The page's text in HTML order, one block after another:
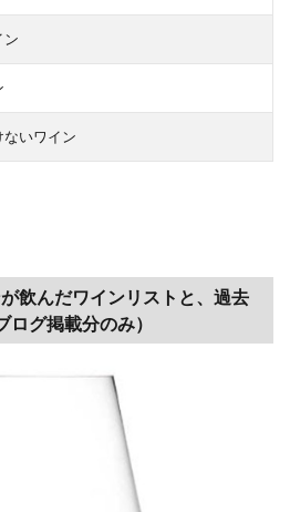
ン
ないワイン
飲んだワインリストと、過去
グ掲載分のみ）